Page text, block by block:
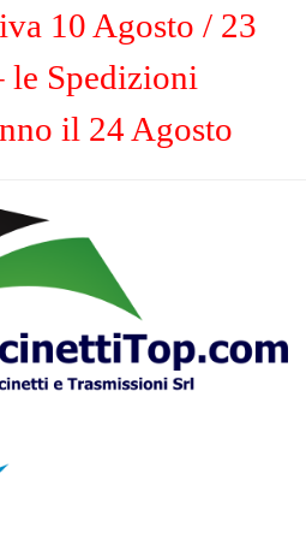
10 Agosto / 23
le Spedizioni
il 24 Agosto